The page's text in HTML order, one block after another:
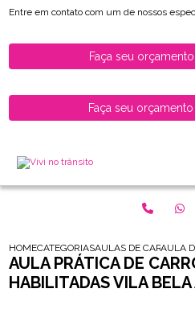
Entre em contato com um de nossos
Faça seu
Faça seu
HOMECATEGORIASAULAS DE CARRO
AULA
AULA PRÁTICA DE
HABILITADAS VILA